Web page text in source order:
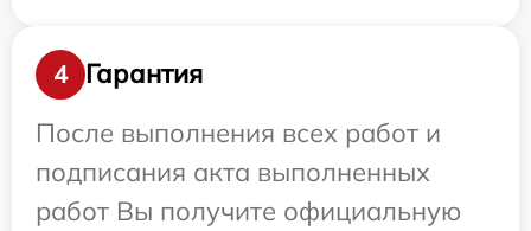
4
Гарантия
После выполнения всех работ и
подписания акта выполненных
работ Вы получите официальную